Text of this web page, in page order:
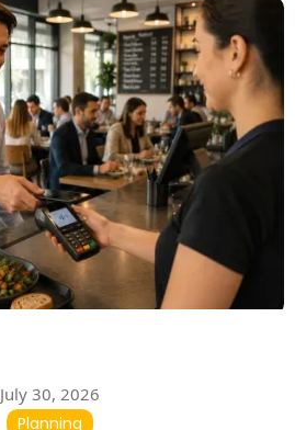
July 30, 2026
Planning